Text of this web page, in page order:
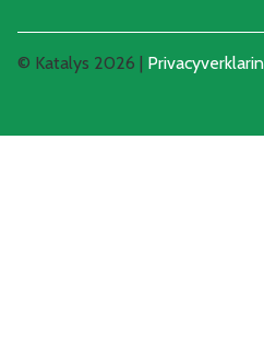
© Katalys 2026 |